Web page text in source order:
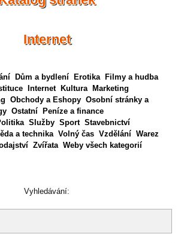
Internet
Dům a bydlení Erotika
Filmy a hudba
Internet Kultura
Marketing
Obchody a Eshopy Osobní stránky a
Ostatní
Peníze a finance
Služby Sport Stavebnictví
a technika Volný čas Vzdělání Warez
Zvířata Weby všech kategorií
Vyhledávání: